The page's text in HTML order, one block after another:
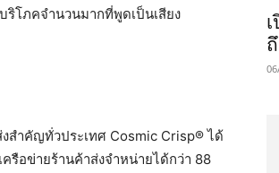
ริโภคจำนวนมากที่พูดเป็นเสียง
สำคัญทั่วประเทศ Cosmic Crisp® ได้
รือข่ายร้านค้าส่งจำหน่ายได้กว่า 88